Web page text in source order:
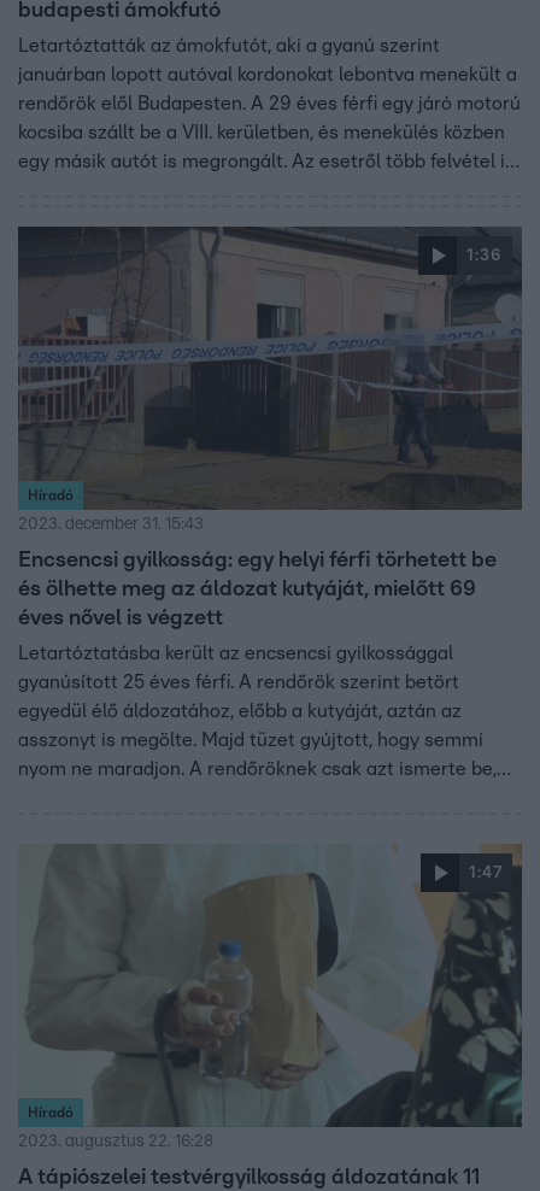
budapesti ámokfutó
Letartóztatták az ámokfutót, aki a gyanú szerint
januárban lopott autóval kordonokat lebontva menekült a
rendőrök elől Budapesten. A 29 éves férfi egy járó motorú
kocsiba szállt be a VIII. kerületben, és menekülés közben
egy másik autót is megrongált. Az esetről több felvétel is
1:36
Híradó
2023. december 31. 15:43
Encsencsi gyilkosság: egy helyi férfi törhetett be
és ölhette meg az áldozat kutyáját, mielőtt 69
éves nővel is végzett
Letartóztatásba került az encsencsi gyilkossággal
gyanúsított 25 éves férfi. A rendőrök szerint betört
egyedül élő áldozatához, előbb a kutyáját, aztán az
asszonyt is megölte. Majd tüzet gyújtott, hogy semmi
nyom ne maradjon. A rendőröknek csak azt ismerte be,
1:47
Híradó
2023. augusztus 22. 16:28
A tápiószelei testvérgyilkosság áldozatának 11